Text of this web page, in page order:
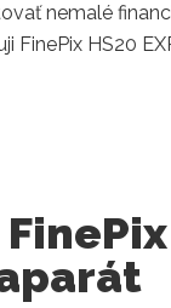
nemalé
FinePix HS20